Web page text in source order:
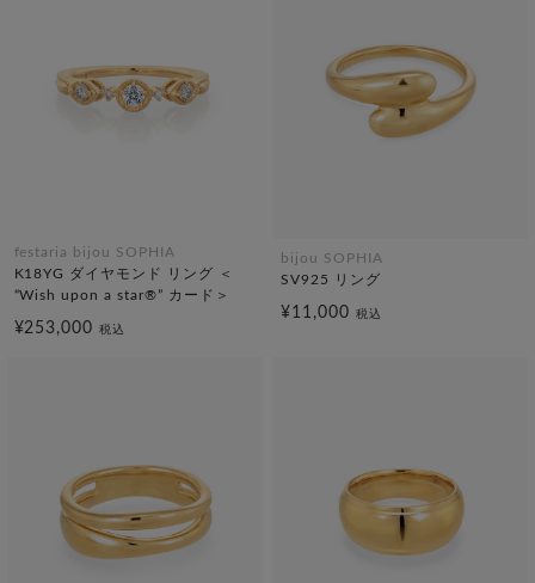
festaria bijou SOPHIA
K18YG ダイヤモンド リング ＜
“Wish upon a star®” カード＞
¥253,000税込
bijou SOPHIA
SV925 リング
¥11,000 税込